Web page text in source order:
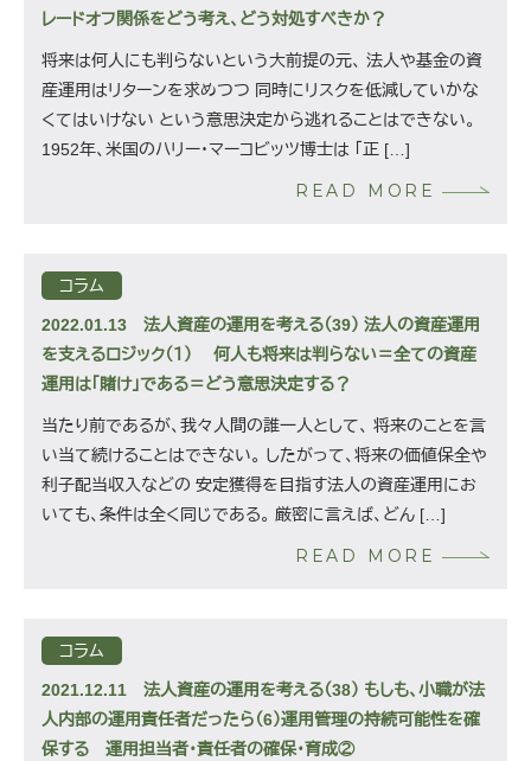
レードオフ関係をどう考え、どう対処すべきか？
将来は何人にも判らないという大前提の元、 法人や基金の資
産運用はリターンを求めつつ 同時にリスクを低減していかな
くてはいけない という意思決定から逃れることはできない。
1952年、米国のハリー・マーコビッツ博士は 「正 […]
READ MORE
コラム
2022.01.13 法人資産の運用を考える（39） 法人の資産運用
を支えるロジック（１） 何人も将来は判らない＝全ての資産
運用は「賭け」である＝どう意思決定する？
当たり前であるが、我々人間の誰一人として、 将来のことを言
い当て続けることはできない。 したがって、将来の価値保全や
利子配当収入などの 安定獲得を目指す法人の資産運用にお
いても、条件は全く同じである。 厳密に言えば、どん […]
READ MORE
コラム
2021.12.11 法人資産の運用を考える（38） もしも、小職が法
人内部の運用責任者だったら（6）運用管理の持続可能性を確
保する 運用担当者・責任者の確保・育成②